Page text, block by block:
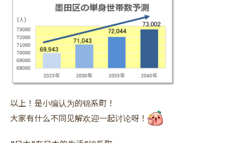
以上！是小编认为的锦系町！
大家有什么不同见解欢迎一起讨论呀！